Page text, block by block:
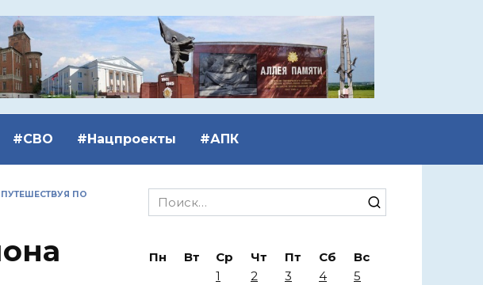
#СВО #Нацпроекты #АПК
ПО
Search
for:
Пн Вт Ср Чт Пт Сб
Вс
1
2 3 4
5